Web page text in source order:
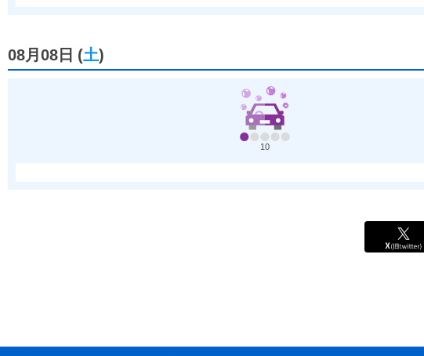
08月08日 (土)
10